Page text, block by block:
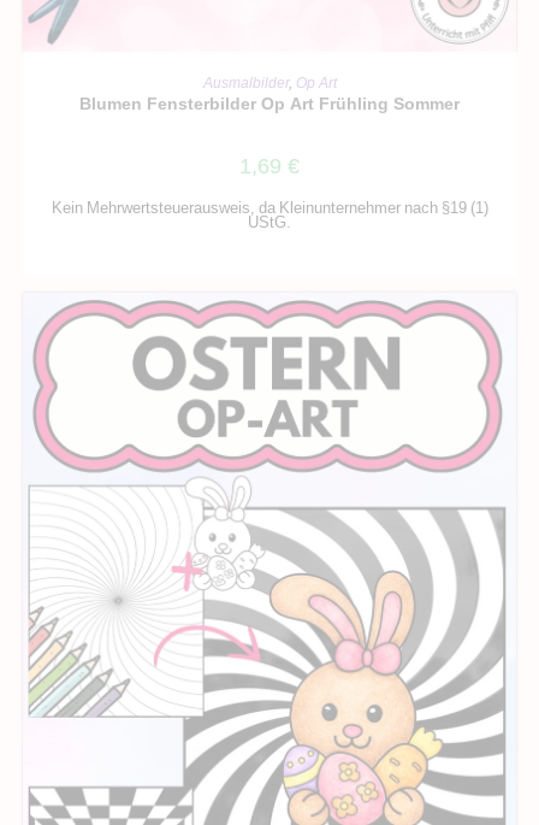
IN DEN WARENKORB
Ausmalbilder, Op Art
Blumen Fensterbilder Op Art Frühling Sommer
1,69 €
Kein Mehrwertsteuerausweis, da Kleinunternehmer nach §19 (1)
UStG.